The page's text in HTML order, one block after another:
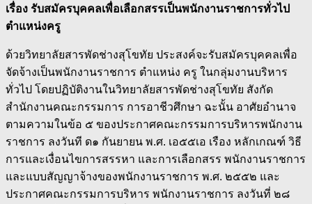
เรื่อง รับสมัครบุคคลเพื่อเลือกสรรเป็นพนักงานราชการทั่วไป
ตำแหน่งครู
ด้วยวิทยาลัยสารพัดช่างสุโขทัย ประสงค์จะรับสมัครบุคคลเพื่อ
จัดจ้างเป็นพนักงานราชการ ตำแหน่ง ครู ในกลุ่มงานบริหาร
ทั่วไป โดยปฏิบัติงานในวิทยาลัยสารพัดช่างสุโขทัย สังกัด
สำนักงานคณะกรรมการ การอาชีวศึกษา ฉะนั้น อาศัยอำนาจ
ตามความในข้อ ๕ ของประกาศคณะกรรมการบริหารพนักงาน
ราชการ ลงวันที ด๑ กันยายน พ.ศ. เอ๕๕เอ เรือง หลักเกณฑ์ วิธี
การและเงื่อนไขการสรรหา และการเลือกสรร พนักงานราชการ
และแบบสัญญาจ้างของพนักงานราชการ พ.ศ. ๒๕๕๒ และ
ประกาศคณะกรรมการบริหาร พนักงานราชการ ลงวันที่ ๒๘